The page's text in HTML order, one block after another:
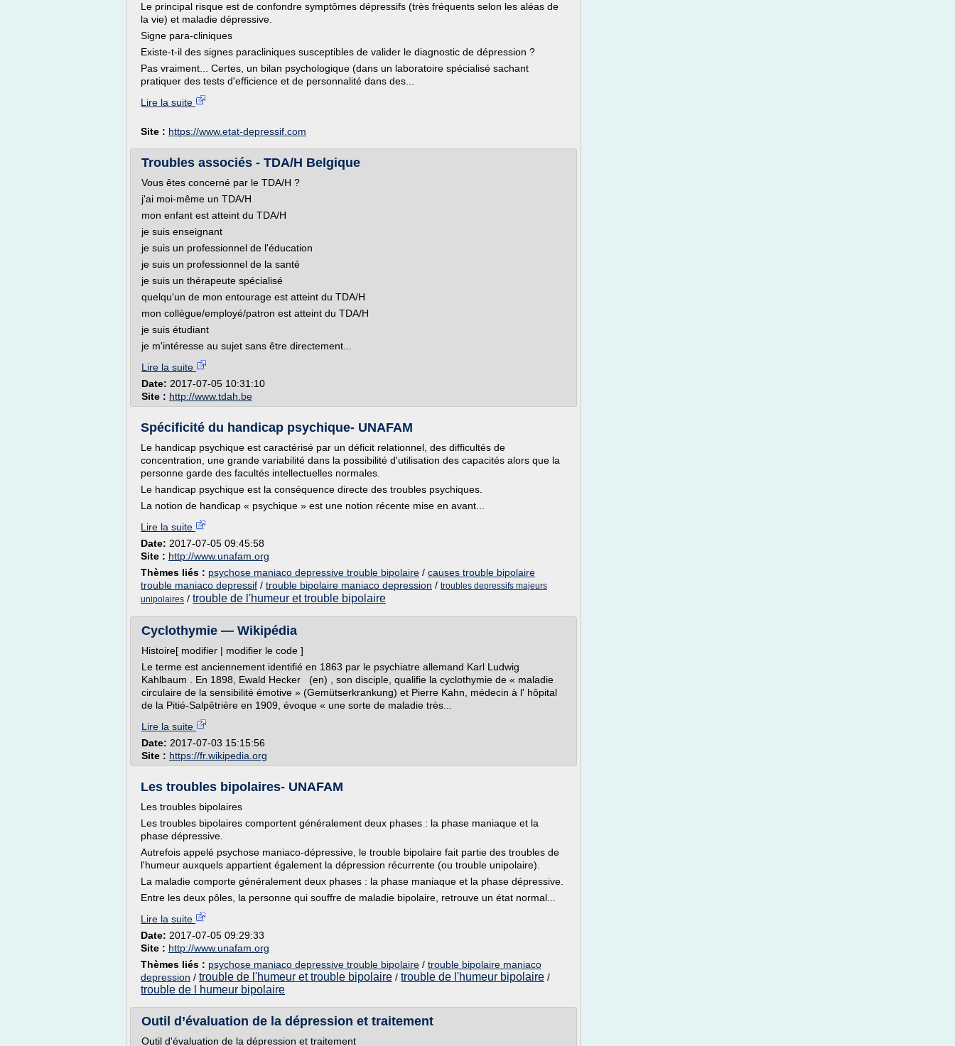
Le principal risque est de confondre symptômes dépressifs (très fréquents selon les aléas de
la vie) et maladie dépressive.
Signe para-cliniques
Existe-t-il des signes paracliniques susceptibles de valider le diagnostic de dépression ?
Pas vraiment... Certes, un bilan psychologique (dans un laboratoire spécialisé sachant
pratiquer des tests d'efficience et de personnalité dans des...
Lire la suite
Site : https://www.etat-depressif.com
Troubles associés - TDA/H Belgique
Vous êtes concerné par le TDA/H ?
j'ai moi-même un TDA/H
mon enfant est atteint du TDA/H
je suis enseignant
je suis un professionnel de l'éducation
je suis un professionnel de la santé
je suis un thérapeute spécialisé
quelqu'un de mon entourage est atteint du TDA/H
mon collègue/employé/patron est atteint du TDA/H
je suis étudiant
je m'intéresse au sujet sans être directement...
Lire la suite
Date: 2017-07-05 10:31:10
Site : http://www.tdah.be
Spécificité du handicap psychique- UNAFAM
Le handicap psychique est caractérisé par un déficit relationnel, des difficultés de
concentration, une grande variabilité dans la possibilité d'utilisation des capacités alors que la
personne garde des facultés intellectuelles normales.
Le handicap psychique est la conséquence directe des troubles psychiques.
La notion de handicap « psychique » est une notion récente mise en avant...
Lire la suite
Date: 2017-07-05 09:45:58
Site : http://www.unafam.org
Thèmes liés : psychose maniaco depressive trouble bipolaire / causes trouble bipolaire
trouble maniaco depressif / trouble bipolaire maniaco depression / troubles depressifs majeurs
unipolaires / trouble de l'humeur et trouble bipolaire
Cyclothymie — Wikipédia
Histoire[ modifier | modifier le code ]
Le terme est anciennement identifié en 1863 par le psychiatre allemand Karl Ludwig
Kahlbaum . En 1898, Ewald Hecker (en) , son disciple, qualifie la cyclothymie de « maladie
circulaire de la sensibilité émotive » (Gemütserkrankung) et Pierre Kahn, médecin à l' hôpital
de la Pitié-Salpêtrière en 1909, évoque « une sorte de maladie très...
Lire la suite
Date: 2017-07-03 15:15:56
Site : https://fr.wikipedia.org
Les troubles bipolaires- UNAFAM
Les troubles bipolaires
Les troubles bipolaires comportent généralement deux phases : la phase maniaque et la
phase dépressive.
Autrefois appelé psychose maniaco-dépressive, le trouble bipolaire fait partie des troubles de
l'humeur auxquels appartient également la dépression récurrente (ou trouble unipolaire).
La maladie comporte généralement deux phases : la phase maniaque et la phase dépressive.
Entre les deux pôles, la personne qui souffre de maladie bipolaire, retrouve un état normal...
Lire la suite
Date: 2017-07-05 09:29:33
Site : http://www.unafam.org
Thèmes liés : psychose maniaco depressive trouble bipolaire / trouble bipolaire maniaco
depression / trouble de l'humeur et trouble bipolaire / trouble de l'humeur bipolaire /
trouble de l humeur bipolaire
Outil d’évaluation de la dépression et traitement
Outil d'évaluation de la dépression et traitement